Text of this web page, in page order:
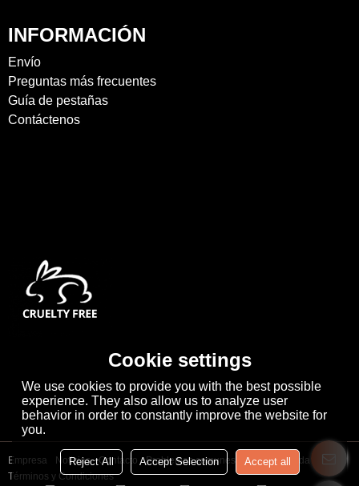
INFORMACIÓN
Envío
Preguntas más frecuentes
Guía de pestañas
Contáctenos
Empresa Noticias Contacto Problemas comunes
Noticia Privada
Términos y Condiciones
Cookie settings
We use cookies to provide you with the best possible
experience. They also allow us to analyze user
behavior in order to constantly improve the website for
you.
Reject All Accept Selection Accept all